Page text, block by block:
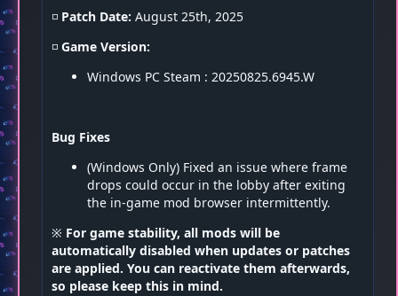
◽️ Patch Date: August 25th, 2025
◽️ Game Version:
Windows PC Steam : 20250825.6945.W
Bug Fixes
(Windows Only) Fixed an issue where frame
drops could occur in the lobby after exiting
the in-game mod browser intermittently.
※ For game stability, all mods will be
automatically disabled when updates or patches
are applied. You can reactivate them afterwards,
so please keep this in mind.